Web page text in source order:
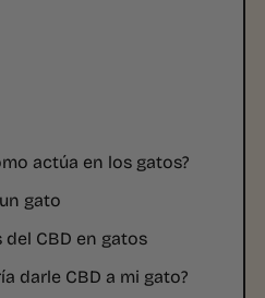
actúa en los gatos?
gato
CBD en gatos
darle CBD a mi gato?